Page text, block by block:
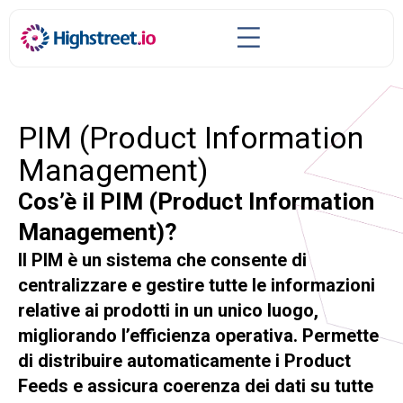
PIM (Product Information
Management)
Cos’è il PIM (Product Information
Management)?
Il PIM è un sistema che consente di
centralizzare e gestire tutte le informazioni
relative ai prodotti in un unico luogo,
migliorando l’efficienza operativa. Permette
di distribuire automaticamente i Product
Feeds e assicura coerenza dei dati su tutte